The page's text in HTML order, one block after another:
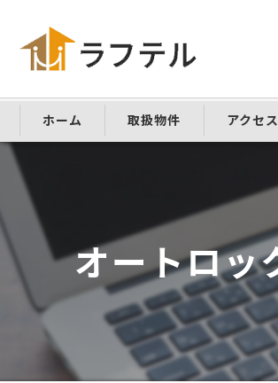
ホーム 取扱物件 アクセス
オートロッ